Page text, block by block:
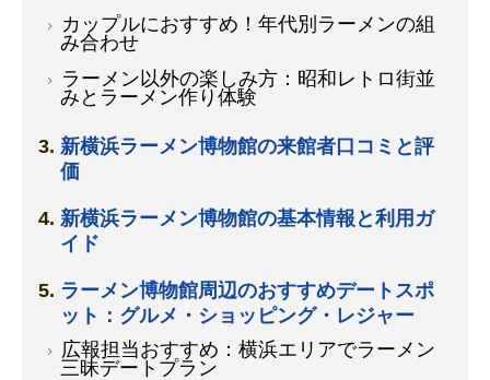
カップルにおすすめ！年代別ラーメンの組
み合わせ
ラーメン以外の楽しみ方：昭和レトロ街並
みとラーメン作り体験
新横浜ラーメン博物館の来館者口コミと評
価
新横浜ラーメン博物館の基本情報と利用ガ
イド
ラーメン博物館周辺のおすすめデートスポ
ット：グルメ・ショッピング・レジャー
広報担当おすすめ：横浜エリアでラーメン
三昧デートプラン